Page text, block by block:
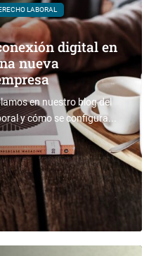
LABORAL
digital en
nueva
en nuestro blog del
y cómo se configura...